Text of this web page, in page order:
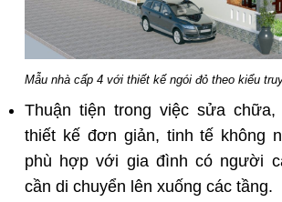
Mẫu nhà cấp 4 với thiết kế ngói đỏ theo kiểu
Thuận tiện trong việc sửa
thiết kế đơn giản, tinh tế không
phù hợp với gia đình có người
cần di chuyển lên xuống các tầng.